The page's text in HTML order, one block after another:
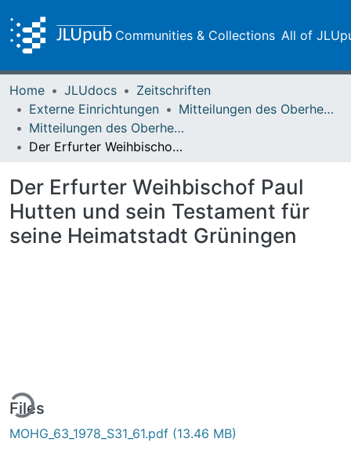
Communities & Collections All of
Home JLUdocs
Zeitschriften
Externe Einrichtungen
Mitteilungen des Oberhessischen Geschichtsvereins Gießen
Mitteilungen des Oberhessischen Geschichtsvereins Gießen Vol. 063 (1978)
Der Erfurter Weihbischof Paul Hutten und sein Testament für seine Heimatstadt Grüningen
Der Erfurter Weihbischof Paul
Hutten und sein Testament für
seine Heimatstadt Grüningen
Files
MOHG_63_1978_S31_61.pdf (13.46 MB)